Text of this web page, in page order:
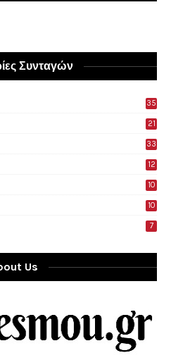
Συνταγών
35
21
33
12
10
10
7
Us